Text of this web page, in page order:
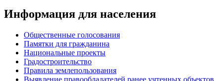
Информация для населения
Общественные голосования
Памятки для гражданина
Национальные проекты
Градостроительство
Правила землепользования
Выявление правообладателей ранее учтенных объектов